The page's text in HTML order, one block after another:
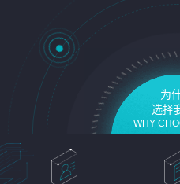
为
选择
WHY